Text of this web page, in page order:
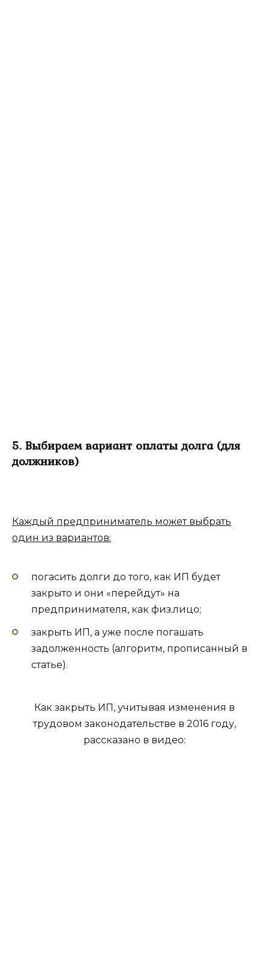
5. Выбираем вариант оплаты долга (для
должников)
Каждый предприниматель может выбрать
один из вариантов:
погасить долги до того, как ИП будет
закрыто и они «перейдут» на
предпринимателя, как физ.лицо;
закрыть ИП, а уже после погашать
задолженность (алгоритм, прописанный в
статье).
Как закрыть ИП, учитывая изменения в
трудовом законодательстве в 2016 году,
рассказано в видео: